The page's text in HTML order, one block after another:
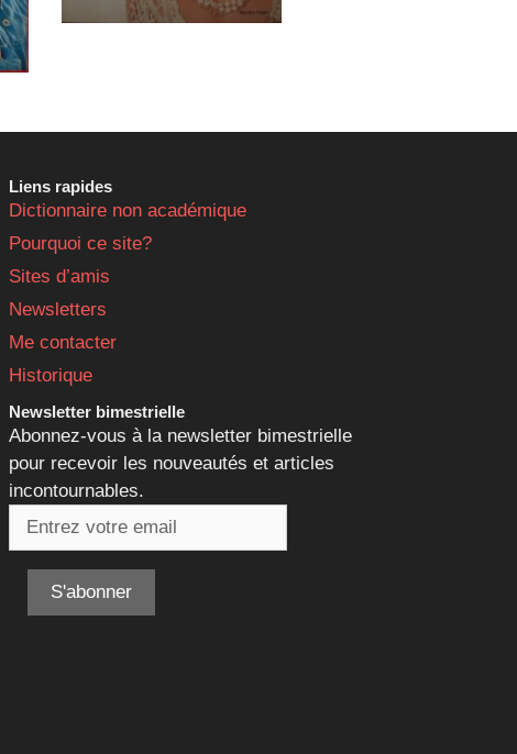
Liens rapides
Dictionnaire non académique
Pourquoi ce site?
Sites d’amis
Newsletters
Me contacter
Historique
Newsletter bimestrielle
Abonnez-vous à la newsletter bimestrielle
pour recevoir les nouveautés et articles
incontournables.